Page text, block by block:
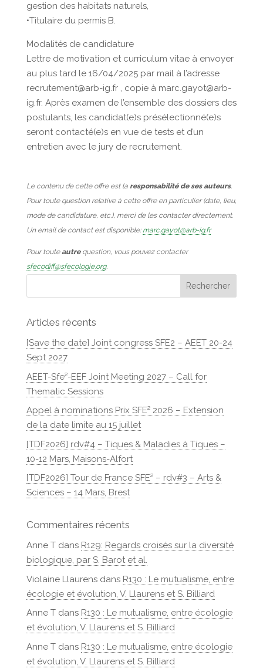
gestion des habitats naturels,
•Titulaire du permis B.
Modalités de candidature
Lettre de motivation et curriculum vitae à envoyer
au plus tard le 16/04/2025 par mail à l’adresse
recrutement@arb-ig.fr , copie à marc.gayot@arb-
ig.fr. Après examen de l’ensemble des dossiers des
postulants, les candidat(e)s présélectionné(e)s
seront contacté(e)s en vue de tests et d’un
entretien avec le jury de recrutement.
Le contenu de cette offre est la responsabilité de ses auteurs.
Pour toute question relative à cette offre en particulier (date, lieu,
mode de candidature, etc.), merci de les contacter directement.
Un email de contact est disponible: marc.gayot@arb-ig.fr
Pour touteautrequestion, vous pouvez contacter
sfecodiff@sfecologie.org.
Articles récents
[Save the date] Joint congress SFE2 – AEET 20-24
Sept 2027
AEET-Sfe²-EEF Joint Meeting 2027 – Call for
Thematic Sessions
Appel à nominations Prix SFE² 2026 – Extension
de la date limite au 15 juillet
[TDF2026] rdv#4 – Tiques & Maladies à Tiques –
10-12 Mars, Maisons-Alfort
[TDF2026] Tour de France SFE² – rdv#3 – Arts &
Sciences – 14 Mars, Brest
Commentaires récents
Anne Tdans R129: Regards croisés sur la diversité
biologique, par S. Barot et al.
Violaine Llaurensdans R130 : Le mutualisme, entre
écologie et évolution, V. Llaurens et S. Billiard
Anne Tdans R130 : Le mutualisme, entre écologie
et évolution, V. Llaurens et S. Billiard
Anne Tdans R130 : Le mutualisme, entre écologie
et évolution, V. Llaurens et S. Billiard